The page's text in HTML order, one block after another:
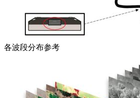
各波段分布参考